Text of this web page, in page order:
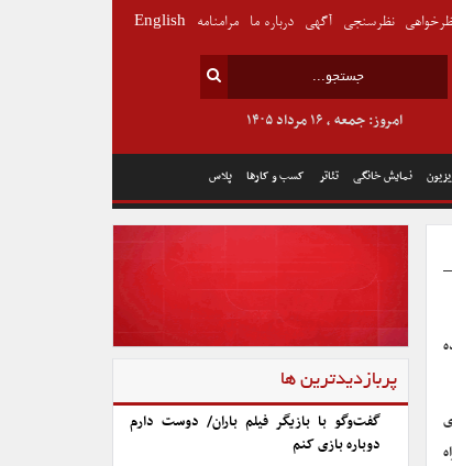
نمایش خانگی تئاتر کسب و کارها پلاس
امروز: جمعه , ۱۶ مرداد ۱۴۰۵
نظرسنجی آگهی درباره ما مرامنامه English
پربازدیدترین ها
گفت‌وگو با بازیگر فیلم باران/ دوست دارم
دوباره بازی کنم